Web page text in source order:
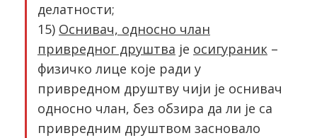
делатности;
15) Оснивач, односно члан
привредног друштва је осигураник –
физичко лице које ради у
привредном друштву чији је оснивач
односно члан, без обзира да ли је са
привредним друштвом засновало